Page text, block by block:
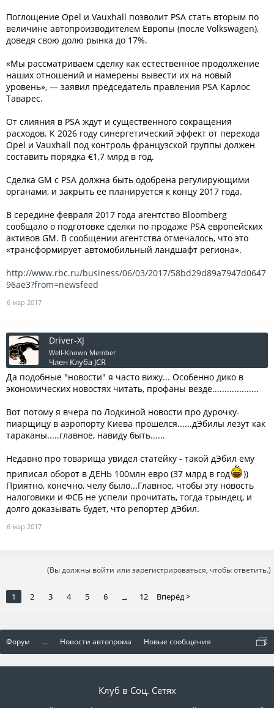
Поглощение Opel и Vauxhall позволит PSA стать вторым по
величине автопроизводителем Европы (после Volkswagen),
доведя свою долю рынка до 17%.
«Мы рассматриваем сделку как естественное продолжение
наших отношений и намерены вывести их на новый
уровень», — заявил председатель правления PSA Карлос
Таварес.
От слияния в PSA ждут и существенного сокращения
расходов. К 2026 году синергетический эффект от перехода
Opel и Vauxhall под контроль французской группы должен
составить порядка €1,7 млрд в год.
Сделка GM с PSA должна быть одобрена регулирующими
органами, и закрыть ее планируется к концу 2017 года.
В середине февраля 2017 года агентство Bloomberg
сообщало о подготовке сделки по продаже PSA европейских
активов GM. В сообщении агентства отмечалось, что это
«трансформирует автомобильный ландшафт региона».
http://www.rbc.ru/business/06/03/2017/58bd29d89a7947d0647
96ae3?from=newsfeed
6 мар 2017
Driver-XJ
Well-Known Member
Член Клуба JCR
Да подобные "новости" я часто вижу... Особенно дико в
экономических новостях читать, профаны везде...................
Вот потому я вчера по Лодкиной новости про дурочку-
пиарщицу в аэропорту Киева прошелся......дЭбилы лезут как
тараканы.....главное, навиду быть......
Недавно про товарища увидел статейку - такой дЭбил ему
приписал оборот в ДЕНЬ 100млн евро (37 млрд в год
))
Приятно, конечно, челу было...Главное, чтобы эту новость
налоговики и ФСБ не успели прочитать, тогда трындец, и
долго доказывать будет, что репортер дЭбил.
6 мар 2017
(Вы должны войти или зарегистрироваться, чтобы ответить.)
1 2 3 4 5 6 → 12 Вперёд >
Форум ... Новости автопрома Новые сообщения
Клуб в Соц. Сетях